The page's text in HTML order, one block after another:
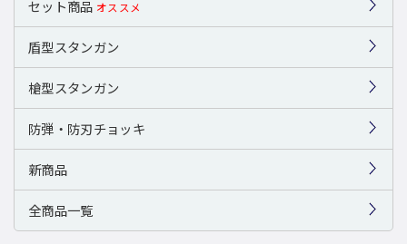
セット商品 オススメ
盾型スタンガン
槍型スタンガン
防弾・防刃チョッキ
新商品
全商品一覧